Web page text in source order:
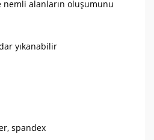
nemli alanların oluşumunu
yıkanabilir
spandex